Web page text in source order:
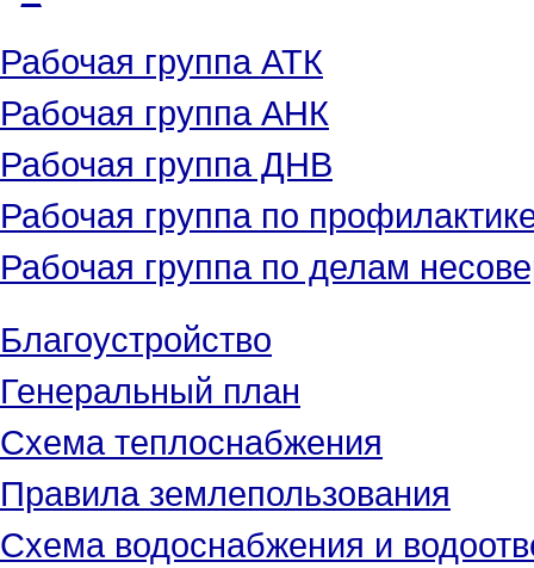
Рабочая группа АТК
Рабочая группа АНК
Рабочая группа ДНВ
Рабочая группа по
Рабочая группа по делам
Благоустройство
Генеральный план
Схема теплоснабжения
Правила землепользования
Схема водоснабжения и